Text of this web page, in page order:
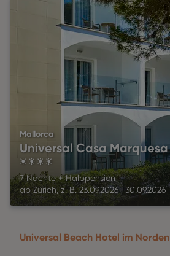
Mallorca
Universal Casa Marquesa
4
7 Nächte+Halbpension
ab Zürich, z. B. 23.09.2026- 30.09.2026
Universal Beach Hotel im Norden